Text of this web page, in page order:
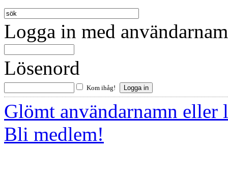
Logga in med
Lösenord
Kom ihåg!
Glömt användarnamn eller
Bli medlem!